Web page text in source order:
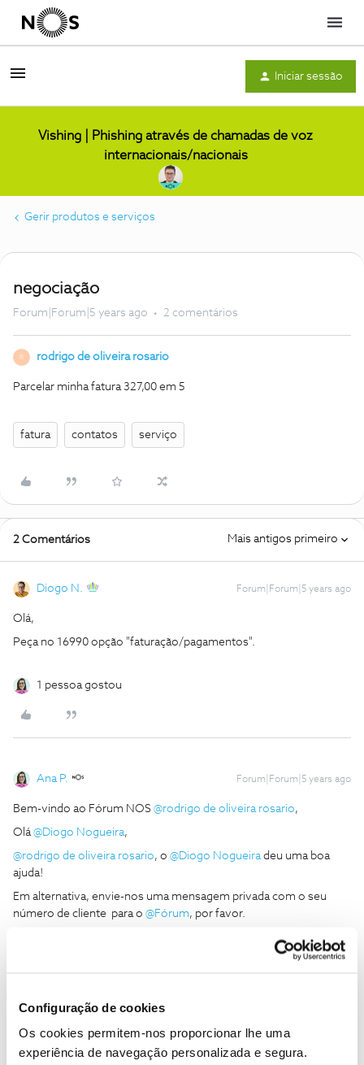
Configuração de cookies
Os cookies permitem-nos proporcionar lhe uma
experiência de navegação personalizada e segura.
Menu
Iniciar sessão
Vishing | Phishing através de chamadas de voz
internacionais/nacionais
Gerir produtos e serviços
negociação
Forum|Forum|5 years ago 2 comentários
R rodrigo de oliveira rosario
Parcelar minha fatura 327,00 em 5
fatura contatos serviço
2 Comentários Mais antigos primeiro
Diogo N. Forum|Forum|5 years ago
Olá,
Peça no 16990 opção "faturação/pagamentos".
1 pessoa gostou
Ana P. Forum|Forum|5 years ago
Bem-vindo ao Fórum NOS @rodrigo de oliveira rosario,
Olá@Diogo Nogueira,
@rodrigo de oliveira rosario, o @Diogo Nogueiradeu uma boa
ajuda!
Em alternativa, envie-nos uma mensagem privada com o seu
número de cliente para o @Fórum, por favor.
como "Melhor Resposta" e faça "Like" nos melhores comentários.
1 pessoa gostou